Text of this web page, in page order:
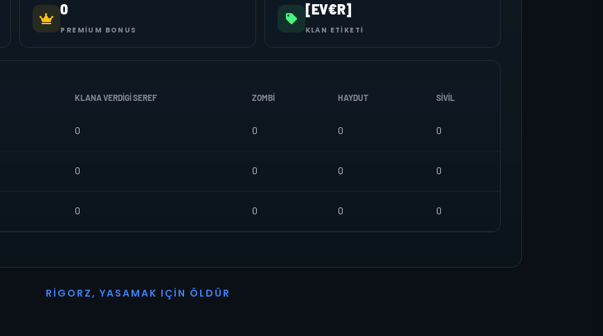
0
PREMIUM BONUS
[EV€R]
KLAN ETIKETI
KLANA VERDIGI SEREF ZOMBI HAYDUT SIVIL
0 0 0 0
0 0 0 0
0 0 0 0
R I G O R Z, YASAMAK I ÇI N Ö L D Ü R